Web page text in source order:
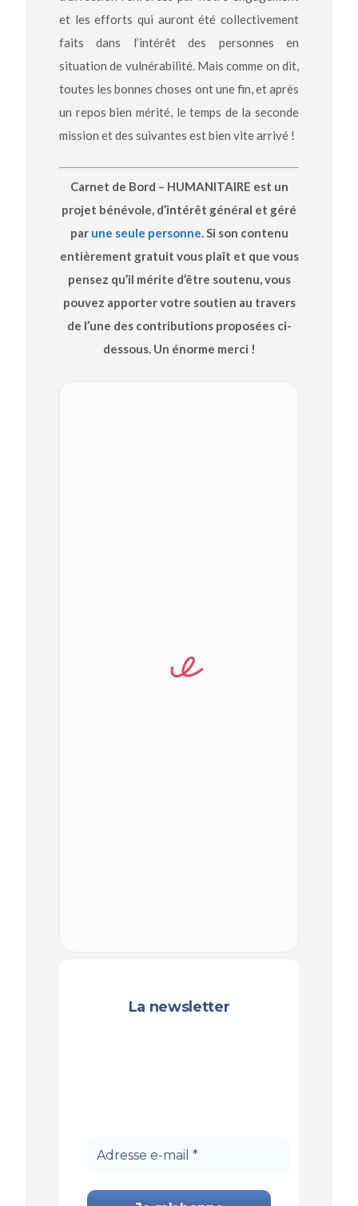
et les efforts qui auront été collectivement
faits dans l’intérêt des personnes en
situation de vulnérabilité. Mais comme on dit,
toutes les bonnes choses ont une fin, et après
un repos bien mérité, le temps de la seconde
mission et des suivantes est bien vite arrivé !
Carnet de Bord – HUMANITAIRE est un
projet bénévole, d’intérêt général et géré
par une seule personne . Si son contenu
entièrement gratuit vous plaît et que vous
pensez qu’il mérite d’être soutenu, vous
pouvez apporter votre soutien au travers
de l’une des contributions proposées ci-
dessous. Un énorme merci !
La newsletter
e-
*